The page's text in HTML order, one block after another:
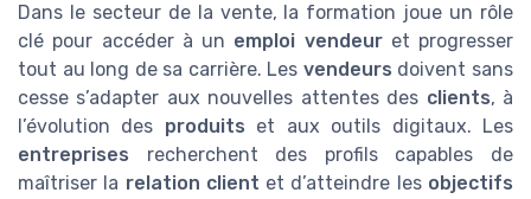
Dans le secteur de la vente, la formation joue un rôle
clé pour accéder à un emploi vendeuret progresser
tout au long de sa carrière. Les vendeurs doivent sans
cesse s’adapter aux nouvelles attentes des clients, à
l’évolution des produits et aux outils digitaux. Les
entreprises recherchent des profils capables de
maîtriser la relation client et d’atteindre les objectifs